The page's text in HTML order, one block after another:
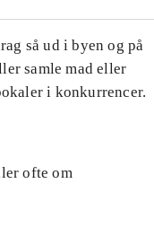
så ud i byen og på
samle mad eller
i konkurrencer.
ofte om